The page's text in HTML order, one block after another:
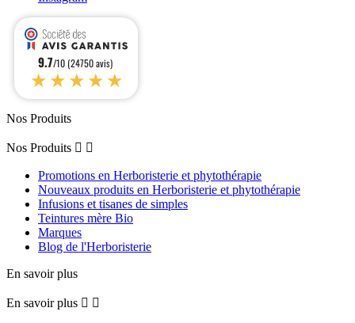
9.7/10 (24750 avis)
★★★★★
Nos Produits
Nos Produits  
Promotions en Herboristerie et phytothérapie
Nouveaux produits en Herboristerie et phytothérapie
Infusions et tisanes de simples
Teintures mère Bio
Marques
Blog de l'Herboristerie
En savoir plus
En savoir plus  